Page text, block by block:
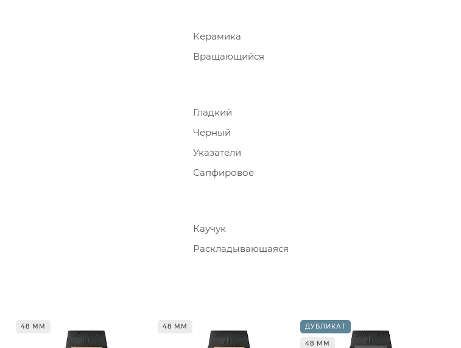
Керамика
Вращающийся
Гладкий
Черный
Указатели
Сапфировое
Каучук
Раскладывающаяся
48 ММ 48 ММ ДУБЛИКАТ
48 ММ